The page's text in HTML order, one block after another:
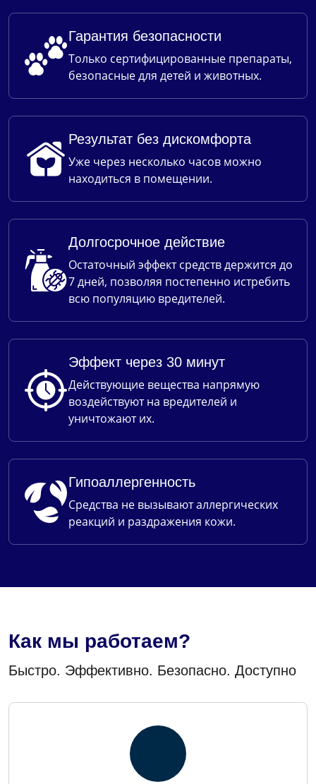
Гарантия безопасности
Только сертифицированные препараты,
безопасные для детей и животных.
Результат без дискомфорта
Уже через несколько часов можно
находиться в помещении.
Долгосрочное действие
Остаточный эффект средств держится до
7 дней, позволяя постепенно истребить
всю популяцию вредителей.
Эффект через 30 минут
Действующие вещества напрямую
воздействуют на вредителей и
уничтожают их.
Гипоаллергенность
Средства не вызывают аллергических
реакций и раздражения кожи.
Как мы работаем?
Быстро. Эффективно. Безопасно. Доступно